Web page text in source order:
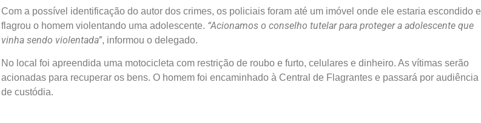
Com a possível identificação do autor dos crimes, os policiais foram até um imóvel onde ele estaria escondido e
flagrou o homem violentando uma adolescente. “Acionamos o conselho tutelar para proteger a adolescente que
vinha sendo violentada”, informou o delegado.
No local foi apreendida uma motocicleta com restrição de roubo e furto, celulares e dinheiro. As vítimas serão
acionadas para recuperar os bens. O homem foi encaminhado à Central de Flagrantes e passará por audiência
de custódia.